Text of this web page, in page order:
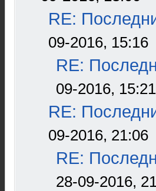
RE:
09-2016, 15:16
RE:
09-2016, 15:21
RE:
09-2016, 21:06
RE:
28-09-2016,